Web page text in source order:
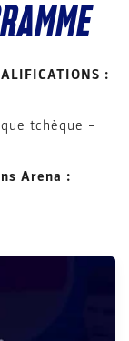
:
tchèque –
Arena :